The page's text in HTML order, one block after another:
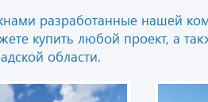
разработанные нашей
купить любой проект, а
области.